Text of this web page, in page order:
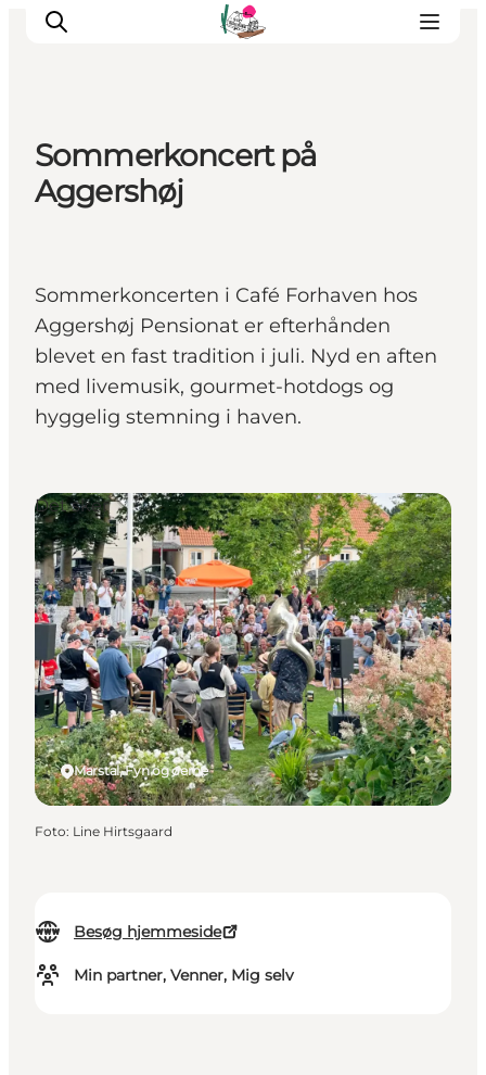
Oplevelser
Café & butik
Det sker
Sommerkoncert på
Aggershøj
Sommerkoncerten i Café Forhaven hos
Aggershøj Pensionat er efterhånden
blevet en fast tradition i juli. Nyd en aften
med livemusik, gourmet-hotdogs og
hyggelig stemning i haven.
Besøg hjemmeside
Min partner, Venner, Mig selv
Marstal, Fyn og øerne
Det sker
Foto: Line Hirtsgaard